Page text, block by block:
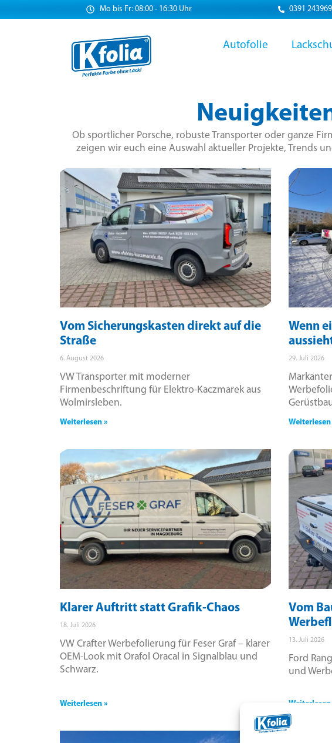
Mo bis Fr: 08:00 - 16:30 Uhr 0391
Autofolie
Ob sportlicher Porsche, robuste Transporter oder ganze
zeigen wir euch eine Auswahl aktueller Projekte, Trends
Vom Sicherungskasten direkt auf die
Straße
6. August 2026
VW Transporter mit moderner
Firmenbeschriftung für Elektro-Kaczmarek aus
Wolmirsleben.
Weiterlesen »
Wenn
29. Juli 2026
Weiterlesen
Klarer Auftritt statt Grafik-Chaos
18. Juli 2026
VW Crafter Werbefolierung für Feser Graf – klarer
OEM-Look mit Orafol Oracal in Signalblau und
Schwarz.
Weiterlesen »
Vom
13. Juli 2026
Ford
und
Weiterlesen